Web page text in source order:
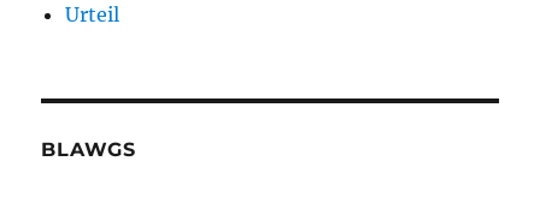
Urteil
BLAWGS